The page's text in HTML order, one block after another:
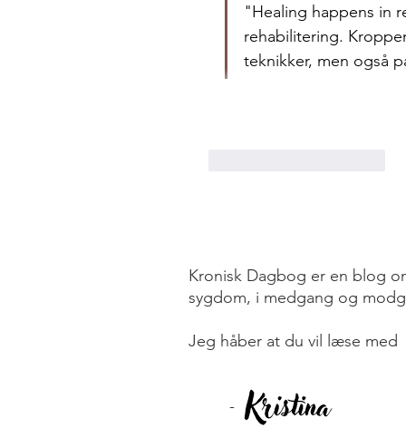
"Healing happens in
rehabilitering.
teknikker, men også
Kronisk Dagbog er en blog
sygdom, i medgang og
Jeg håber at du vil læse med
-